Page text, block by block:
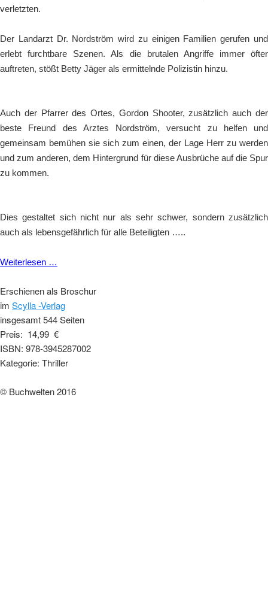
verletzten.
Der Landarzt Dr. Nordström wird zu einigen Familien gerufen und
erlebt furchtbare Szenen. Als die brutalen Angriffe immer öfter
auftreten, stößt Betty Jäger als ermittelnde Polizistin hinzu.
Auch der Pfarrer des Ortes, Gordon Shooter, zusätzlich auch der
beste Freund des Arztes Nordström, versucht zu helfen und
gemeinsam bemühen sie sich zum einen, der Lage Herr zu werden
und zum anderen, dem Hintergrund für diese Ausbrüche auf die Spur
zu kommen.
Dies gestaltet sich nicht nur als sehr schwer, sondern zusätzlich
auch als lebensgefährlich für alle Beteiligten …..
Weiterlesen …
Erschienen als Broschur
im Scylla -Verlag
insgesamt 544 Seiten
Preis: 14,99 €
ISBN: 978-3945287002
Kategorie: Thriller
© Buchwelten 2016